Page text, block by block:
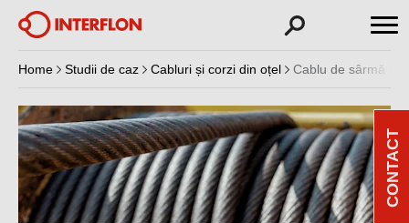
Home Studii de caz Cabluri și corzi din oțel Cablu de sârmă la
CONTACT